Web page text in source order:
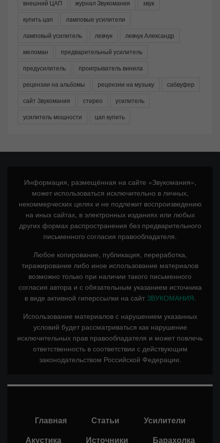
внешний ЦАП
журнал Звукомания
звук
купить цап
ламповые усилители
ламповый усилитель
левчук
левчук Александр
меломан
предварительный усилитель
предусилитель
проигрыватель винила
рецензии на альбомы
рецензии на музыку
сабвуфер
сайт Звукомания
стерео
усилитель
усилитель мощности
цап купить
Информация, размещённая на сайте «Звукомания»,
может использоваться исключительно в личных,
некоммерческих целях и не подлежит воспроизведению
на иных сайтах, в электронных изданиях или любых
других формах распространения без предварительного
письменного согласия правообладателя.
Любое копирование, публикация, переработка,
тиражирование либо иное использование материалов
возможно только при наличии такого письменного
согласия автора и с обязательным указанием источника
в виде активной гиперссылки на сайт ЗВУКОМАНИЯ.
Использование материалов с нарушением указанных
условий будет рассматриваться как нарушение
исключительных прав правообладателя и может повлечь
ответственность в соответствии с действующим
законодательством Российской Федерации.
Главная Статьи
Усилители
Акустика
Источники Барахолка